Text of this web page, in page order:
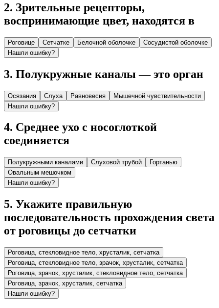
2. Зрительные рецепторы,
воспринимающие цвет, на­ходятся в
Роговице Сетчатке Белочной оболочке
Сосудистой оболочке
Нашли ошибку?
3. Полукружные каналы — это орган
Осязания Слуха Равновесия
Мышечной чувствительности
Нашли ошибку?
4. Среднее ухо с носоглоткой
соединяется
Полукружными каналами Слуховой трубой
Гортанью
Овальным мешочком
Нашли ошибку?
5. Укажите правильную
последовательность прохожде­ния света
от роговицы до сетчатки
Роговица, стекловидное тело, хрусталик, сет­чатка
Роговица, стекловидное тело, зрачок, хрусталик, сетчатка
Роговица, зрачок, хрусталик, стекловидное тело, сетчатка
Роговица, зрачок, хрусталик, сетчатка
Нашли ошибку?